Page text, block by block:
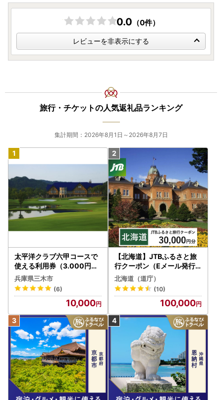
0.0 （0件）
レビューを非表示にする
旅行・チケットの人気返礼品ランキング
集計期間：2026年8月1日～2026年8月7日
太平洋クラブ六甲コースで
使える利用券（3.000円分
）
兵庫県三木市
(6)
10,000
【北海道】JTBふるさと旅
行クーポン（Eメール発行
）30,000円分 旅行 トラベ
ル 宿泊 人気 おすすめ JTB
W030T
北海道（道庁）
(10)
100,000